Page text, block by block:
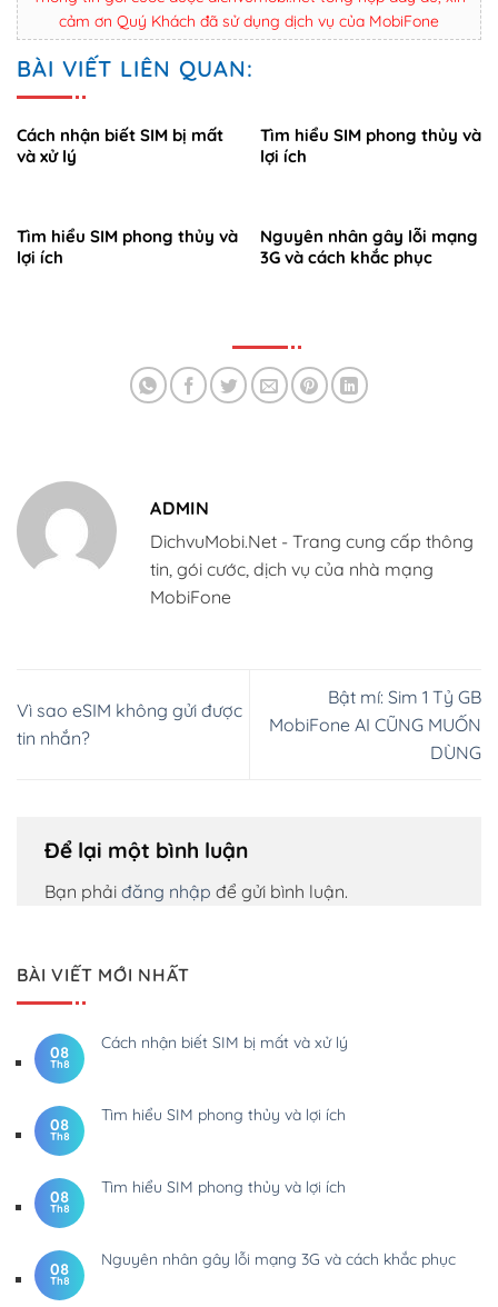
cảm ơn Quý Khách đã sử dụng dịch vụ của MobiFone
BÀI VIẾT LIÊN QUAN:
Cách nhận biết SIM bị mất
và xử lý
Tìm hiểu SIM phong thủy và
lợi ích
Tìm hiểu SIM phong thủy và
lợi ích
Nguyên nhân gây lỗi mạng
3G và cách khắc phục
ADMIN
DichvuMobi.Net - Trang cung cấp thông
tin, gói cước, dịch vụ của nhà mạng
MobiFone
Vì sao eSIM không gửi được
tin nhắn?
Bật mí: Sim 1 Tỷ GB
MobiFone AI CŨNG MUỐN
DÙNG
Để lại một bình luận
Bạn phải đăng nhập để gửi bình luận.
BÀI VIẾT MỚI NHẤT
08
Th8
Cách nhận biết SIM bị mất và xử lý
08
Th8
Tìm hiểu SIM phong thủy và lợi ích
08
Th8
Tìm hiểu SIM phong thủy và lợi ích
08
Th8
Nguyên nhân gây lỗi mạng 3G và cách khắc phục